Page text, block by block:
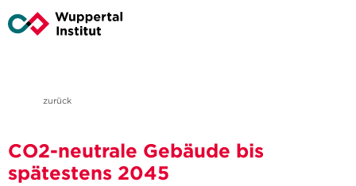
zurück
CO2-neutrale Gebäude bis
spätestens 2045